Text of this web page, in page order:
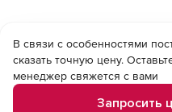
В связи с особенностями
сказать точную цену.
менеджер свяжется с вами
Запросить